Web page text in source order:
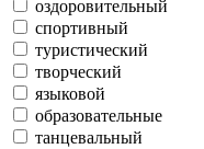
оздоровительный
спортивный
туристический
творческий
языковой
образовательные
танцевальный